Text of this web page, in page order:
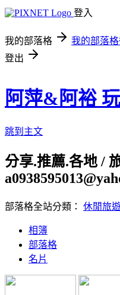
登入
我的部落格 我的部落
登出
阿萍&阿裕
跳到主文
分享.推薦.各地 /
部落格全站分類： 休閒旅
相簿
部落格
名片